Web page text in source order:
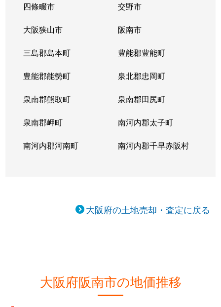
四條畷市 交野市
大阪狭山市 阪南市
三島郡島本町 豊能郡豊能町
豊能郡能勢町 泉北郡忠岡町
泉南郡熊取町 泉南郡田尻町
泉南郡岬町 南河内郡太子町
南河内郡河南町 南河内郡千早赤阪村
大阪府の土地売却・査定に戻る
大阪府阪南市の地価推移